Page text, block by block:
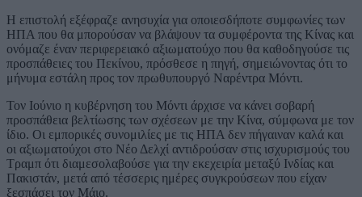
Η επιστολή εξέφραζε ανησυχία για οποιεσδήποτε συμφωνίες των
ΗΠΑ που θα μπορούσαν να βλάψουν τα συμφέροντα της Κίνας και
ονόμαζε έναν περιφερειακό αξιωματούχο που θα καθοδηγούσε τις
προσπάθειες του Πεκίνου, πρόσθεσε η πηγή, σημειώνοντας ότι το
μήνυμα εστάλη προς τον πρωθυπουργό Ναρέντρα Μόντι.
Τον Ιούνιο η κυβέρνηση του Μόντι άρχισε να κάνει σοβαρή
προσπάθεια βελτίωσης των σχέσεων με την Κίνα, σύμφωνα με τον
ίδιο. Οι εμπορικές συνομιλίες με τις ΗΠΑ δεν πήγαιναν καλά και
οι αξιωματούχοι στο Νέο Δελχί αντιδρούσαν στις ισχυρισμούς του
Τραμπ ότι διαμεσολαβούσε για την εκεχειρία μεταξύ Ινδίας και
Πακιστάν, μετά από τέσσερις ημέρες συγκρούσεων που είχαν
ξεσπάσει τον Μάιο.